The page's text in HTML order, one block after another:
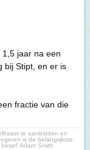
jaar na een
bij Stipt, en er is
fractie van die
te aanbidden en
is de belangrijkste
Adam Smith